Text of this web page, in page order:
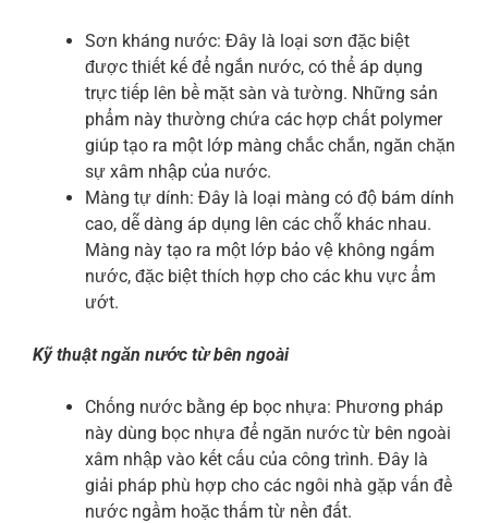
Sơn kháng nước: Đây là loại sơn đặc biệt
được thiết kế để ngắn nước, có thể áp dụng
trực tiếp lên bề mặt sàn và tường. Những sản
phẩm này thường chứa các hợp chất polymer
giúp tạo ra một lớp màng chắc chắn, ngăn chặn
sự xâm nhập của nước.
Màng tự dính: Đây là loại màng có độ bám dính
cao, dễ dàng áp dụng lên các chỗ khác nhau.
Màng này tạo ra một lớp bảo vệ không ngấm
nước, đặc biệt thích hợp cho các khu vực ẩm
ướt.
Kỹ thuật ngăn nước từ bên ngoài
Chống nước bằng ép bọc nhựa: Phương pháp
này dùng bọc nhựa để ngăn nước từ bên ngoài
xâm nhập vào kết cấu của công trình. Đây là
giải pháp phù hợp cho các ngôi nhà gặp vấn đề
nước ngầm hoặc thấm từ nền đất.